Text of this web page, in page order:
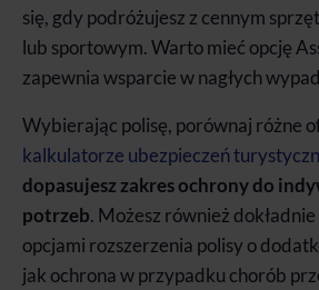
się, gdy podróżujesz z cennym
lub sportowym. Warto mieć opcję
zapewnia wsparcie w nagłych
Wybierając polisę, porównaj różne
kalkulatorze ubezpieczeń
dopasujesz zakres ochrony do
potrzeb. Możesz również dokładnie
opcjami rozszerzenia polisy o
jak ochrona w przypadku chorób